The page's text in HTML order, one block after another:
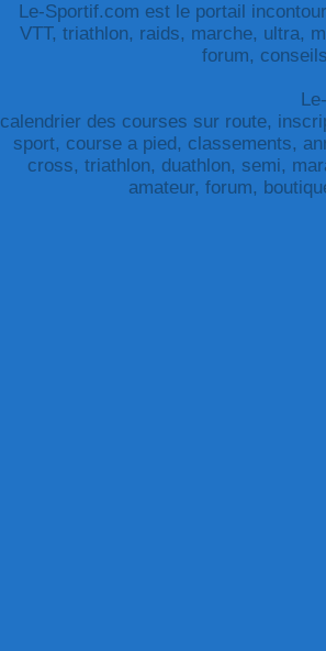
Le-Sportif.com est le portail
VTT, triathlon, raids, marche, ultra,
forum,
calendrier des courses sur route,
sport, course a pied, classements,
cross, triathlon, duathlon, semi,
amateur, forum,